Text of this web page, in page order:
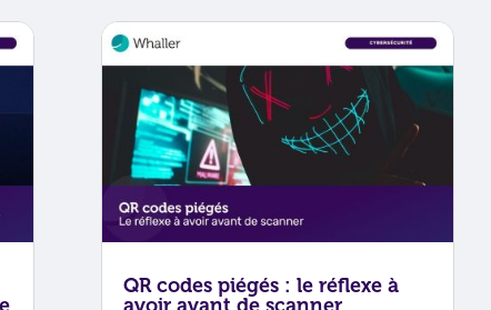
QR codes piégés : le réflexe à